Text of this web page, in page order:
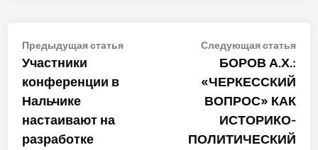
Навигация
по
записям
Предыдущая статьяПредыдущая
Участники
конференции в
Нальчике
настаивают на
разработке
Следующая статья
БОРОВ А.Х.:
«ЧЕРКЕССКИЙ
ВОПРОС» КАК
ИСТОРИКО-
ПОЛИТИЧЕСКИЙ